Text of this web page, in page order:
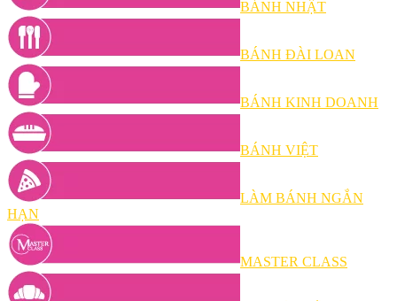
BÁNH NHẬT
BÁNH ĐÀI LOAN
BÁNH KINH DOANH
BÁNH VIỆT
LÀM BÁNH NGẮN
HẠN
MASTER CLASS